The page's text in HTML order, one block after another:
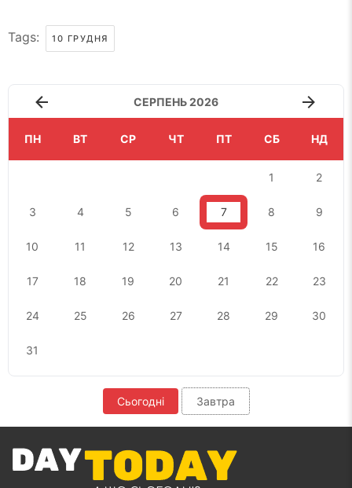
Tags: 10 ГРУДНЯ
СЕРПЕНЬ 2026
ПН ВТ СР ЧТ ПТ СБ НД
1 2
3 4 5 6 7 8 9
10 11 12 13 14 15 16
17 18 19 20 21 22 23
24 25 26 27 28 29 30
31
Сьогодні Завтра